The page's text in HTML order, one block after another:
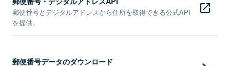
郵便番号とデジタルアドレスから住所を取得できる公式API
を提供。
郵便番号データのダウンロード